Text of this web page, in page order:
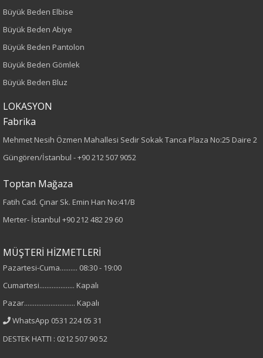
Büyük Beden
Boy
85
Dokuma
Düz
Kumaş
Cinsiyet
Kadın
Uzun Kol
Büyük Beden Elbise
Büyük Beden Abiye
Büyük Beden Pantolon
Büyük Beden Gömlek
Büyük Beden Bluz
LOKASYON
Fabrika
Mehmet Nesih Özmen Mahallesi Sedir Sokak Tanca Plaza No:25 Daire 2
Güngören/İstanbul -+90 212 507 9052
Toptan Mağaza
Fatih Cad. Çınar Sk. Emin Han No:41/B
Merter- İstanbul +90 212 482 29 60
MÜŞTERİ HİZMETLERİ
Pazartesi-Cuma.......... 08:30 - 19:00
Cumartesi.................... Kapalı
Pazar............................. Kapalı
WhatsApp 0531 224 05 31
DESTEK HATTI : 0212 507 90 52